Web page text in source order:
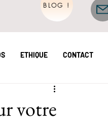
BLOG !
votre
ETHIQUE CONTACT